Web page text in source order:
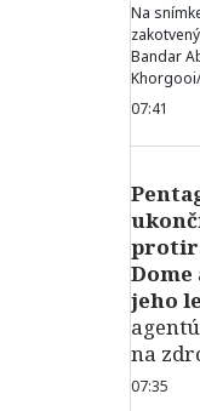
Na
Bandar
07:41
jeho
na
07:35